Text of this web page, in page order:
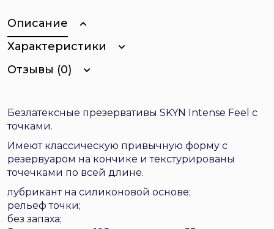
Описание
Характеристики
Отзывы (0)
Безлатексные презервативы SKYN Intense Feel с
точками.
Имеют классическую привычную форму с
резервуаром на кончике и текстурированы
точечками по всей длине.
лубрикант на силиконовой основе;
рельеф точки;
без запаха;